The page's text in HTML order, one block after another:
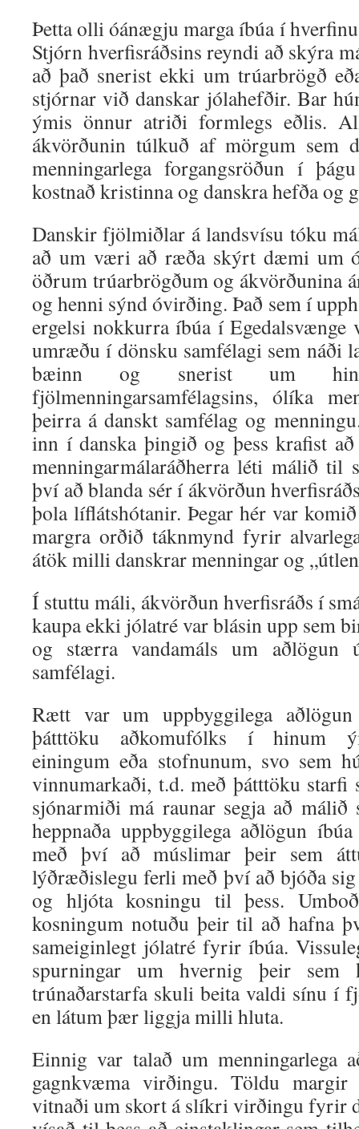
Þetta olli óánægju marga íbúa í
Stjórn hverfisráðsins reyndi að skýra
að það snerist ekki um trúarbrögð
stjórnar við danskar jólahefðir. Bar
ýmis önnur atriði formlegs eðlis.
ákvörðunin túlkuð af mörgum sem
menningarlega forgangsröðun í
kostnað kristinna og danskra hefða og
Danskir fjölmiðlar á landsvísu tóku
að um væri að ræða skýrt dæmi um
öðrum trúarbrögðum og ákvörðunina
og henni sýnd óvirðing. Það sem í
ergelsi nokkurra íbúa í
umræðu í dönsku samfélagi sem náði
bæinn og snerist um
fjölmenningarsamfélagsins, ólíka
þeirra á danskt samfélag og
inn í danska þingið og þess krafist
menningarmálaráðherra léti málið til
því að blanda sér í ákvörðun
þola líflátshótanir. Þegar hér var
margra orðið táknmynd fyrir
átök milli danskrar menningar og
Í stuttu máli, ákvörðun hverfisráðs í
kaupa ekki jólatré var blásin upp sem
og stærra vandamáls um aðlögun
samfélagi.
Rætt var um uppbyggilega
þátttöku aðkomufólks í hinum
einingum eða stofnunum, svo sem
vinnumarkaði, t.d. með þátttöku starfi
sjónarmiði má raunar segja að
heppnaða uppbyggilega aðlögun
með því að múslimar þeir sem
lýðræðislegu ferli með því að bjóða
og hljóta kosningu til þess.
kosningum notuðu þeir til að hafna
sameiginlegt jólatré fyrir íbúa.
spurningar um hvernig þeir
trúnaðarstarfa skuli beita valdi sínu í
en látum þær liggja milli hluta.
Einnig var talað um menningarlega
gagnkvæma virðingu. Töldu
vitnaði um skort á slíkri virðingu fyrir